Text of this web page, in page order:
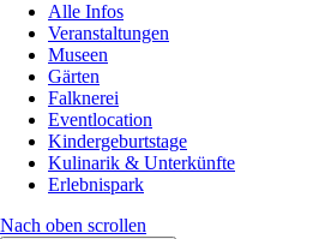
Alle Infos
Veranstaltungen
Museen
Gärten
Falknerei
Eventlocation
Kindergeburtstage
Kulinarik & Unterkünfte
Erlebnispark
Nach oben scrollen